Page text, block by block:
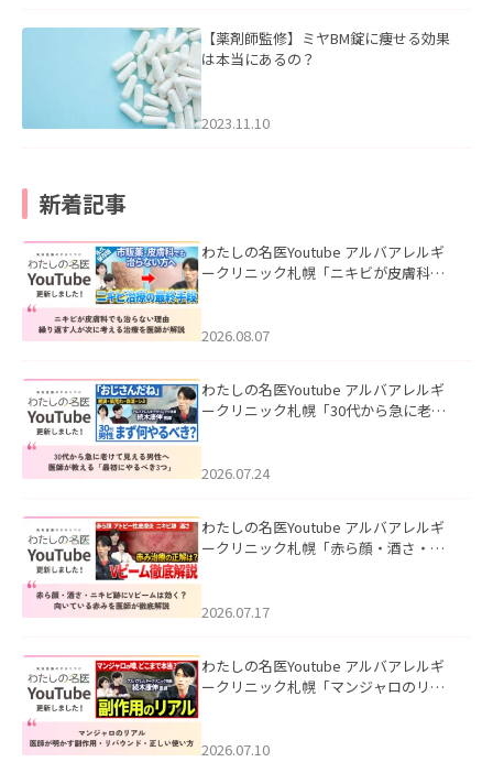
【薬剤師監修】ミヤBM錠に痩せる効果
は本当にあるの？
2023.11.10
新着記事
わたしの名医Youtube アルバアレルギ
ークリニック札幌「ニキビが皮膚科で
ました。
2026.08.07
わたしの名医Youtube アルバアレルギ
ークリニック札幌「30代から急に老け
た。
2026.07.24
わたしの名医Youtube アルバアレルギ
ークリニック札幌「赤ら顔・酒さ・ニ
した。
2026.07.17
わたしの名医Youtube アルバアレルギ
ークリニック札幌「マンジャロのリア
た。
2026.07.10